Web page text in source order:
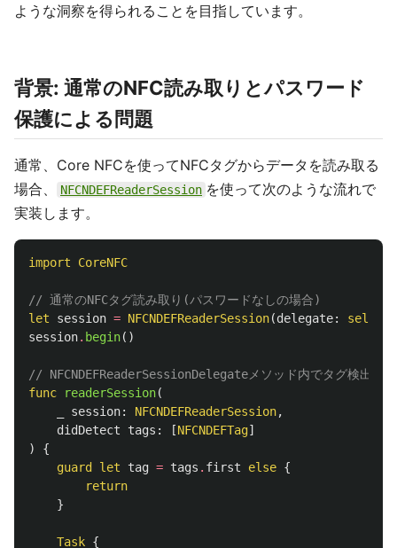
ような洞察を得られることを目指しています。
背景: 通常のNFC読み取りとパスワード
保護による問題
通常、Core NFCを使ってNFCタグからデータを読み取る
場合、
NFCNDEFReaderSession を使って次のような流れで
実装します。
import CoreNFC
// 通常のNFCタグ読み取り(パスワードなしの場合)
let
session = NFCNDEFReaderSession(delegate: self
session. begin()
// NFCNDEFReaderSessionDelegateメソッド内でタグ検出後
func
readerSession(
session: NFCNDEFReaderSession,
didDetect
tags : [NFCNDEFTag]
)
{
guard
let tag = tags . first else {
return
}
Task {